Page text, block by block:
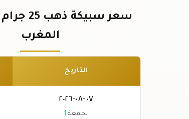
المغرب
التاريخ
٠٧-٠٨-٢٠٢٦
الجمعة↑